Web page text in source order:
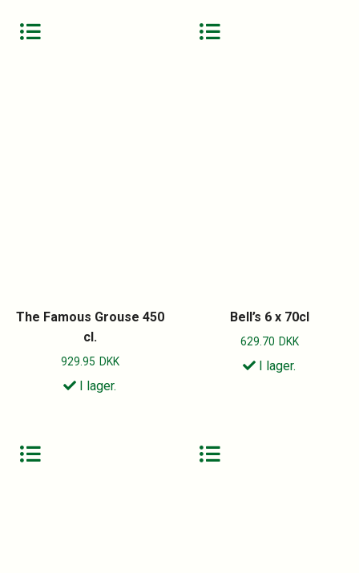
The Famous Grouse 450
cl.
929.95 DKK
I lager.
Bell’s 6 x 70cl
629.70 DKK
I lager.